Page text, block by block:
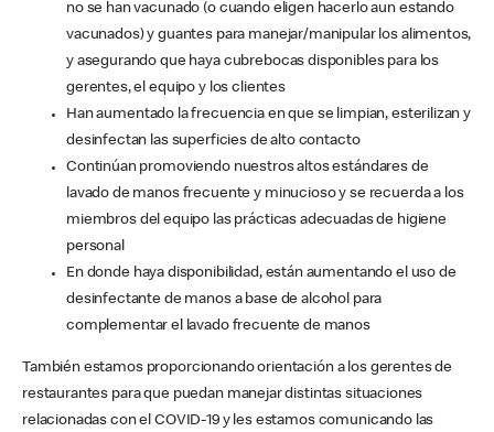
no se han vacunado (o cuando eligen hacerlo aun estando
vacunados) y guantes para manejar/manipular los alimentos,
y asegurando que haya cubrebocas disponibles para los
gerentes, el equipo y los clientes
Han aumentado la frecuencia en que se limpian, esterilizan y
desinfectan las superficies de alto contacto
Continúan promoviendo nuestros altos estándares de
lavado de manos frecuente y minucioso y se recuerda a los
miembros del equipo las prácticas adecuadas de higiene
personal
En donde haya disponibilidad, están aumentando el uso de
desinfectante de manos a base de alcohol para
complementar el lavado frecuente de manos
También estamos proporcionando orientación a los gerentes de
restaurantes para que puedan manejar distintas situaciones
relacionadas con el COVID-19 y les estamos comunicando las